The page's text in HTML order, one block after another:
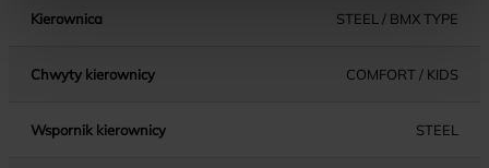
Kierownica STEEL / BMX TYPE
Chwyty kierownicy COMFORT / KIDS
Wspornik kierownicy STEEL